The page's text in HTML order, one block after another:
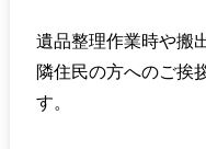
遺品整理作業時や搬
隣住民の方へのご挨
す。